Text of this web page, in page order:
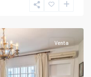
Venta